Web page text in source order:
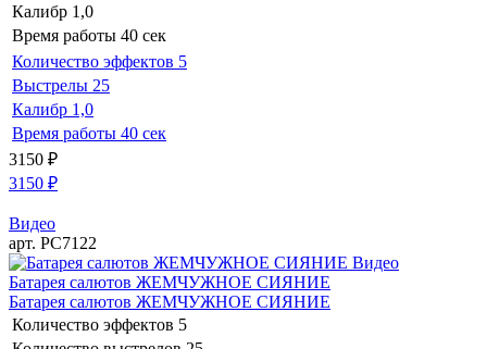
Калибр 1,0
Время работы 40 сек
Количество эффектов 5
Выстрелы 25
Калибр 1,0
Время работы 40 сек
3150 ₽
3150 ₽
Видео
арт. РС7122
Видео
Батарея салютов ЖЕМЧУЖНОЕ СИЯНИЕ
Батарея салютов ЖЕМЧУЖНОЕ СИЯНИЕ
Количество эффектов 5